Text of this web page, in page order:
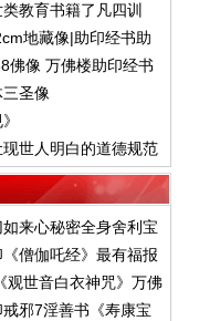
教育书籍了凡四训
地藏像|助印经书助
佛像 万佛楼助印经书
圣像
现世人明白的道德规范
来心秘密全身舍利宝
经典文化助印经书
僧伽吒经》最有福报
观世音白衣神咒》万佛
邪7淫善书《寿康宝